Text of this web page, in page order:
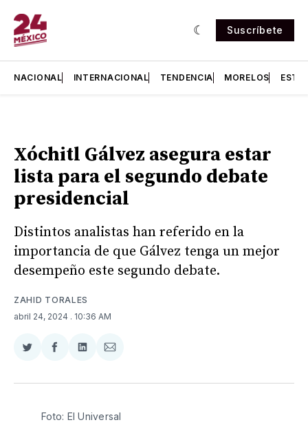
Suscríbete
NACIONAL INTERNACIONAL TENDENCIA MORELOS
Xóchitl Gálvez asegura estar
lista para el segundo debate
presidencial
Distintos analistas han referido en la
importancia de que Gálvez tenga un mejor
desempeño este segundo debate.
ZAHID TORALES
abril 24, 2024 . 10:36 AM
Compartir
Twitter
Compartir
Facebook
Compartir
LinkedIn
Compartir
Email
Foto: El Universal